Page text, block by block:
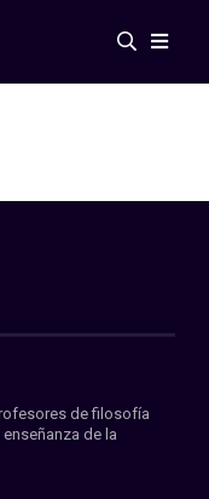
de filosofía
de la